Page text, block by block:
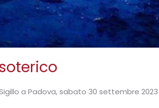
a Padova, sabato 30 settembre 2023